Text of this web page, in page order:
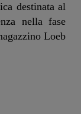
destinata al
nella fase
Loeb